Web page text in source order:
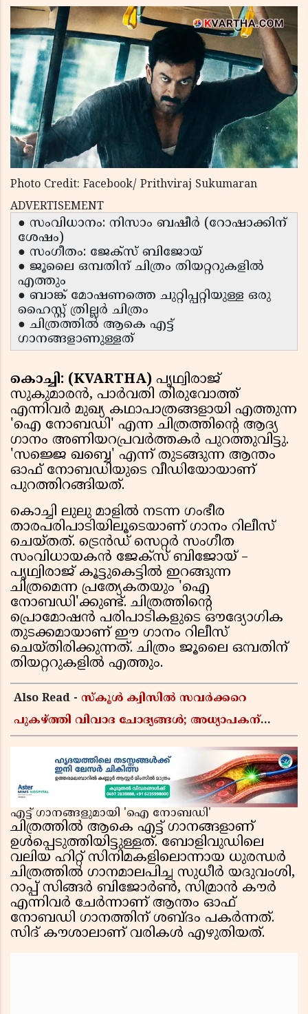
Photo Credit: Facebook/ Prithviraj Sukumaran
ADVERTISEMENT
● സംവിധാനം: നിസാം ബഷീർ (റോഷാക്കിന്
ശേഷം)
● സംഗീതം: ജേക്സ് ബിജോയ്
● ജൂലൈ ഒമ്പതിന് ചിത്രം തിയറ്ററുകളിൽ
എത്തും
● ബാങ്ക് മോഷണത്തെ ചുറ്റിപ്പറ്റിയുള്ള ഒരു
ഹൈസ്റ്റ് ത്രില്ലർ ചിത്രം
● ചിത്രത്തിൽ ആകെ എട്ട്
ഗാനങ്ങളാണുള്ളത്
കൊച്ചി: (KVARTHA) പൃഥ്വിരാജ്
സുകുമാരൻ, പാർവതി തിരുവോത്ത്
എന്നിവർ മുഖ്യ കഥാപാത്രങ്ങളായി എത്തുന്ന
'ഐ നോബഡി' എന്ന ചിത്രത്തിൻ്റെ ആദ്യ
ഗാനം അണിയറപ്രവർത്തകർ പുറത്തുവിട്ടു.
'സജ്ജെ ഖബ്ബെ' എന്ന് തുടങ്ങുന്ന ആന്തം
ഓഫ് നോബഡിയുടെ വീഡിയോയാണ്
പുറത്തിറങ്ങിയത്.
കൊച്ചി ലുലു മാളിൽ നടന്ന ഗംഭീര
താരപരിപാടിയിലൂടെയാണ് ഗാനം റിലീസ്
ചെയ്തത്. ട്രെൻഡ് സെറ്റർ സംഗീത
സംവിധായകൻ ജേക്സ് ബിജോയ് –
പൃഥ്വിരാജ് കൂട്ടുകെട്ടിൽ ഇറങ്ങുന്ന
ചിത്രമെന്ന പ്രത്യേകതയും 'ഐ
നോബഡി'ക്കുണ്ട്. ചിത്രത്തിൻ്റെ
പ്രൊമോഷൻ പരിപാടികളുടെ ഔദ്യോഗിക
തുടക്കമായാണ് ഈ ഗാനം റിലീസ്
ചെയ്തിരിക്കുന്നത്. ചിത്രം ജൂലൈ ഒമ്പതിന്
തിയറ്ററുകളിൽ എത്തും.
Also Read - സ്കൂൾ ക്വിസിൽ സവർക്കറെ
പുകഴ്ത്തി വിവാദ ചോദ്യങ്ങൾ; അധ്യാപകന്
എട്ട് ഗാനങ്ങളുമായി 'ഐ നോബഡി'
ചിത്രത്തിൽ ആകെ എട്ട് ഗാനങ്ങളാണ്
ഉൾപ്പെടുത്തിയിട്ടുള്ളത്. ബോളിവുഡിലെ
വലിയ ഹിറ്റ് സിനിമകളിലൊന്നായ ധുരന്ധർ
ചിത്രത്തിൽ ഗാനമാലപിച്ച സുധീർ യദുവംശി,
റാപ്പ് സിങ്ങർ ബിജോർൺ, സിമ്രാൻ കൗർ
എന്നിവർ ചേർന്നാണ് ആന്തം ഓഫ്
നോബഡി ഗാനത്തിന് ശബ്ദം പകർന്നത്.
സിദ് കൗശാലാണ് വരികൾ എഴുതിയത്.